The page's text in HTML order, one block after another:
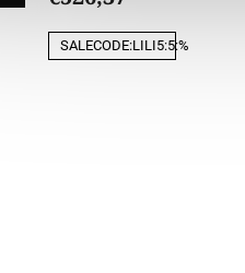
SALECODE:LILI5:5:%